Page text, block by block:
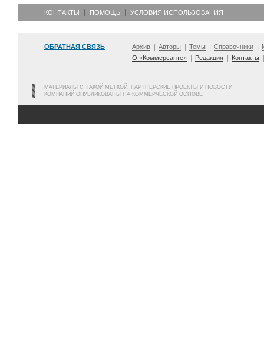
КОНТАКТЫ ПОМОЩЬ УСЛОВИЯ ИСПОЛЬЗОВАНИЯ
ОБРАТНАЯ СВЯЗЬ Архив Авторы Темы Справочники
О «Коммерсанте»
Редакция Контакты
МАТЕРИАЛЫ С ТАКОЙ МЕТКОЙ, ПАРТНЕРСКИЕ ПРОЕКТЫ И НОВОСТИ
КОМПАНИЙ ОПУБЛИКОВАНЫ НА КОММЕРЧЕСКОЙ ОСНОВЕ